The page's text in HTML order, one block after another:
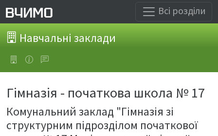
Всі розділи
Навчальні заклади
Гімназія - початкова школа № 17
Комунальний заклад "Гімназія зі
структурним підрозділом початкової